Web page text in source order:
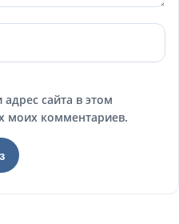
сайта в этом
моих комментариев.